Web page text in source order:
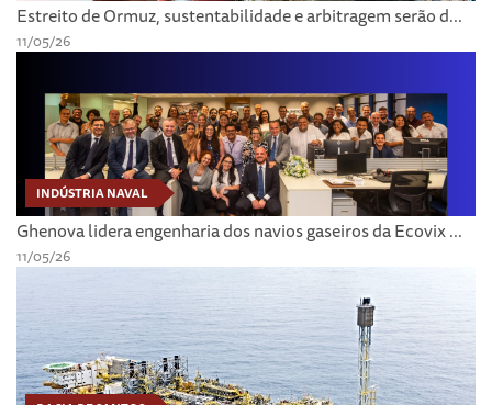
Estreito de Ormuz, sustentabilidade e arbitragem serão d...
11/05/26
INDÚSTRIA NAVAL
Ghenova lidera engenharia dos navios gaseiros da Ecovix ...
11/05/26